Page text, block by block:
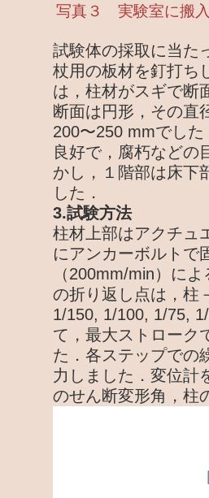
写真３ 実験室に搬
試験体の採取に当た
杖用の板材を釘打ち
は，柱材がスギで断
断面は円形，その直
200〜250 mmでし
良好で，腐朽などの
かし，１階部は床下
した．
3.試験方法
柱材上部はアクチュ
にアンカーボルトで
（200mm/min）に
の折り返し点は，柱
1/150, 1/100, 1/75,
て，最大ストローク
た．各ステップでの
力しました．変位計
のせん断変形角，柱